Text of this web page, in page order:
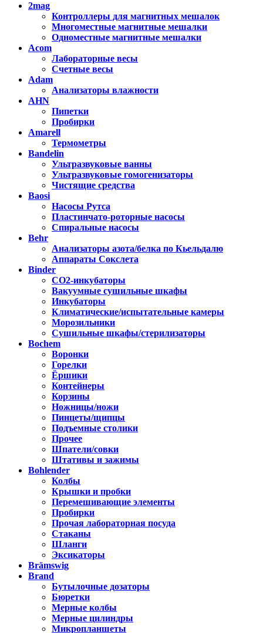
2mag
Контроллеры для магнитных мешалок
Многоместные магнитные мешалки
Одноместные магнитные мешалки
Acom
Лабораторные весы
Счетные весы
Adam
Анализаторы влажности
AHN
Пипетки
Пробирки
Amarell
Термометры
Bandelin
Ультразвуковые ванны
Ультразвуковые гомогенизаторы
Чистящие средства
Baosi
Насосы Рутса
Пластинчато-роторные насосы
Спиральные насосы
Behr
Анализаторы азота/белка по Кьельдалю
Аппараты Сокслета
Binder
CO2-инкубаторы
Вакуумные сушильные шкафы
Инкубаторы
Климатические/испытательные камеры
Морозильники
Сушильные шкафы/стерилизаторы
Bochem
Воронки
Горелки
Ёршики
Контейнеры
Корзины
Ножницы/ножи
Пинцеты/щипцы
Подъемные столики
Прочее
Шпатели/совки
Штативы и зажимы
Bohlender
Колбы
Крышки и пробки
Перемешивающие элементы
Пробирки
Прочая лабораторная посуда
Стаканы
Шланги
Эксикаторы
Brämswig
Brand
Бутылочные дозаторы
Бюретки
Мерные колбы
Мерные цилиндры
Микропланшеты